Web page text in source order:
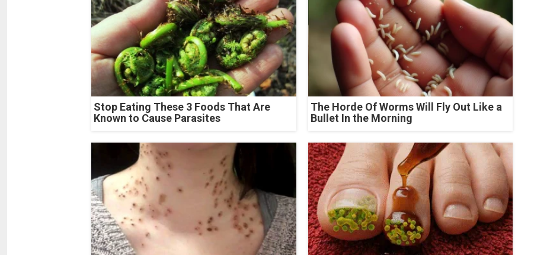
Stop Eating These 3 Foods That Are
Known to Cause Parasites
The Horde Of Worms Will Fly Out Like a
Bullet In the Morning